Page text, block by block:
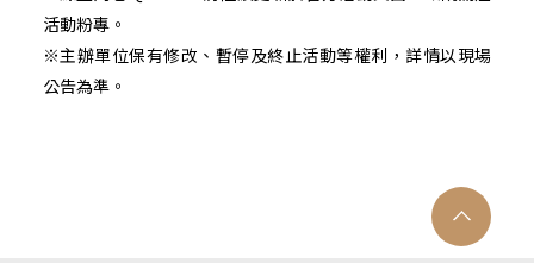
活動粉專。
※主辦單位保有修改、暫停及終止活動等權利，詳情以現場
公告為準。